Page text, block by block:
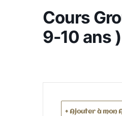
Cours
9-10 ans )
+ Ajouter à mon